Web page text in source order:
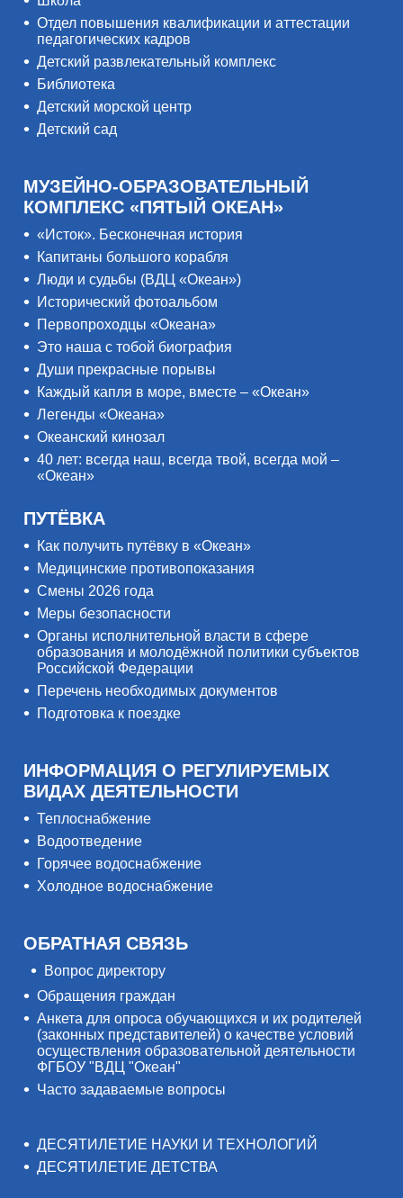
Отдел повышения квалификации и аттестации
педагогических кадров
Детский развлекательный комплекс
Библиотека
Детский морской центр
Детский сад
МУЗЕЙНО-ОБРАЗОВАТЕЛЬНЫЙ
КОМПЛЕКС «ПЯТЫЙ ОКЕАН»
«Исток». Бесконечная история
Капитаны большого корабля
Люди и судьбы (ВДЦ «Океан»)
Исторический фотоальбом
Первопроходцы «Океана»
Это наша с тобой биография
Души прекрасные порывы
Каждый капля в море, вместе – «Океан»
Легенды «Океана»
Океанский кинозал
40 лет: всегда наш, всегда твой, всегда мой –
«Океан»
ПУТЁВКА
Как получить путёвку в «Океан»
Медицинские противопоказания
Смены 2026 года
Меры безопасности
Органы исполнительной власти в сфере
образования и молодёжной политики субъектов
Российской Федерации
Перечень необходимых документов
Подготовка к поездке
ИНФОРМАЦИЯ О РЕГУЛИРУЕМЫХ
ВИДАХ ДЕЯТЕЛЬНОСТИ
Теплоснабжение
Водоотведение
Горячее водоснабжение
Холодное водоснабжение
ОБРАТНАЯ СВЯЗЬ
Вопрос директору
Обращения граждан
Анкета для опроса обучающихся и их родителей
(законных представителей) о качестве условий
осуществления образовательной деятельности
ФГБОУ "ВДЦ "Океан"
Часто задаваемые вопросы
ДЕСЯТИЛЕТИЕ НАУКИ И ТЕХНОЛОГИЙ
ДЕСЯТИЛЕТИЕ ДЕТСТВА